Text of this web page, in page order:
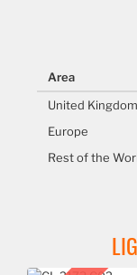
Area
United Kingdom
Europe
Rest of the